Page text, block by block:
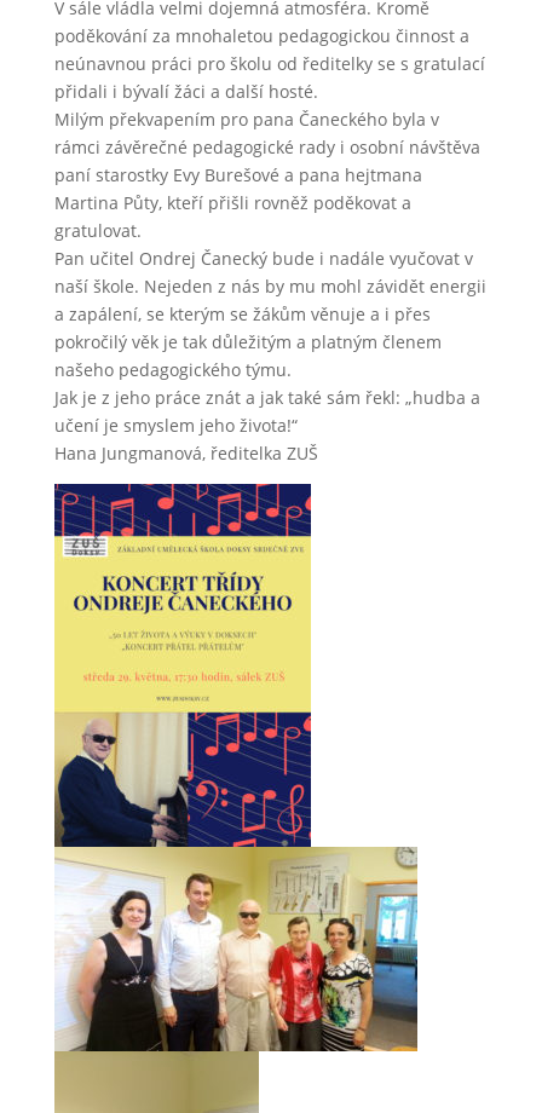
V sále vládla velmi dojemná atmosféra. Kromě
poděkování za mnohaletou pedagogickou činnost a
neúnavnou práci pro školu od ředitelky se s gratulací
přidali i bývalí žáci a další hosté.
Milým překvapením pro pana Čaneckého byla v
rámci závěrečné pedagogické rady i osobní návštěva
paní starostky Evy Burešové a pana hejtmana
Martina Půty, kteří přišli rovněž poděkovat a
gratulovat.
Pan učitel Ondrej Čanecký bude i nadále vyučovat v
naší škole. Nejeden z nás by mu mohl závidět energii
a zapálení, se kterým se žákům věnuje a i přes
pokročilý věk je tak důležitým a platným členem
našeho pedagogického týmu.
Jak je z jeho práce znát a jak také sám řekl: „hudba a
učení je smyslem jeho života!“
Hana Jungmanová, ředitelka ZUŠ